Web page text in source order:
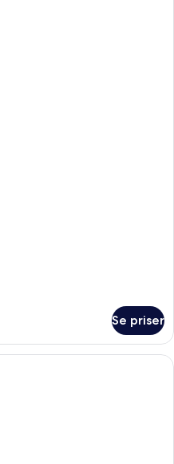
Se priser
Et hotelværelse med to senge, et